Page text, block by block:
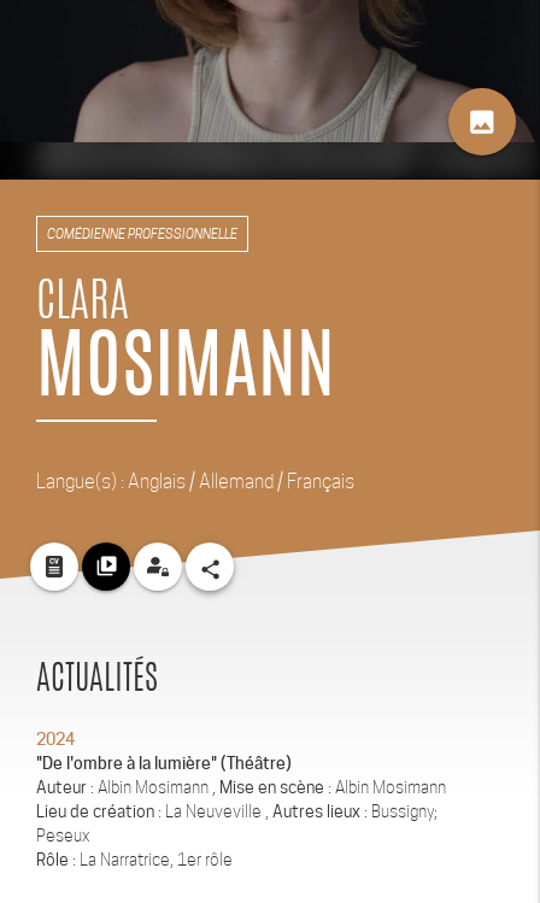
image
COMÉDIENNE PROFESSIONNELLE
CLARA
MOSIMANN
Langue(s) : Anglais / Allemand / Français
video_library share
ACTUALITÉS
2024
"De l'ombre à la lumière" (Théâtre)
Auteur : Albin Mosimann , Mise en scène : Albin Mosimann
Lieu de création : La Neuveville , Autres lieux : Bussigny;
Peseux
Rôle : La Narratrice, 1er rôle